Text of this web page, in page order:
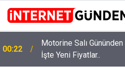
00:22
Motorine Salı
İşte Yeni Fiyatlar..